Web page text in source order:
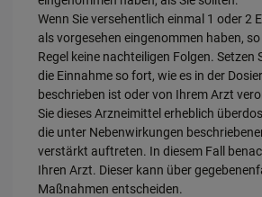
Wenn Sie versehentlich einmal 1 oder 2
als vorgesehen eingenommen haben,
Regel keine nachteiligen Folgen. Setzen
die Einnahme so fort, wie es in der
beschrieben ist oder von Ihrem Arzt
Sie dieses Arzneimittel erheblich
die unter Nebenwirkungen
verstärkt auftreten. In diesem Fall
Ihren Arzt. Dieser kann über
Maßnahmen entscheiden.